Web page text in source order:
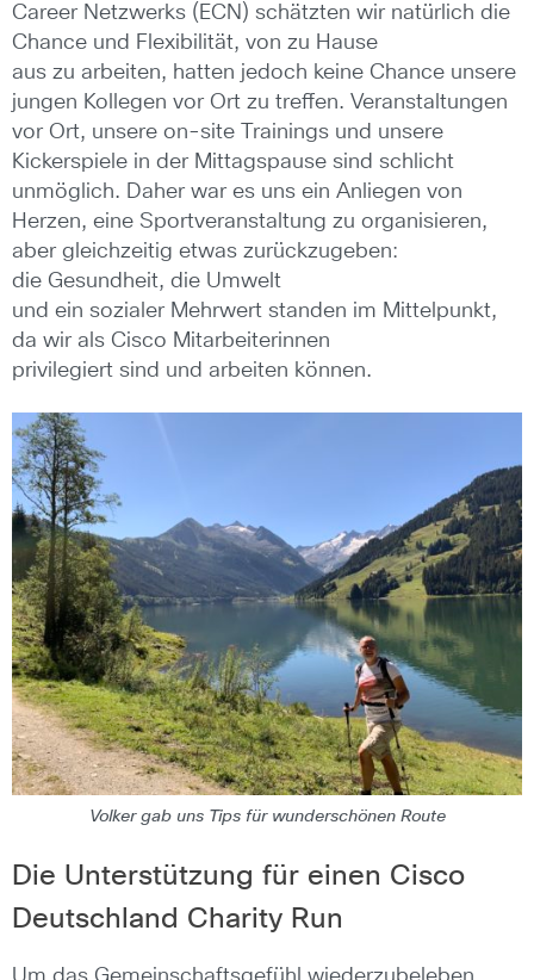
Career Netzwerks (ECN) schätzten wir natürlich die
Chance und Flexibilität, von zu Hause
aus zu arbeiten, hatten jedoch keine Chance unsere
jungen Kollegen vor Ort zu treffen. Veranstaltungen
vor Ort, unsere on-site Trainings und unsere
Kickerspiele in der Mittagspause sind schlicht
unmöglich. Daher war es uns ein Anliegen von
Herzen, eine Sportveranstaltung zu organisieren,
aber gleichzeitig etwas zurückzugeben:
die Gesundheit, die Umwelt
und ein sozialer Mehrwert standen im Mittelpunkt,
da wir als Cisco Mitarbeiterinnen
privilegiert sind und arbeiten können.
Volker gab uns Tips für wunderschönen Route
Die Unterstützung für einen Cisco
Deutschland Charity Run